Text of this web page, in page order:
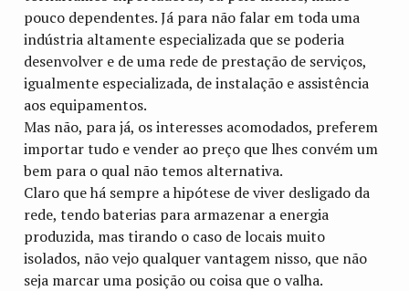
pouco dependentes. Já para não falar em toda uma
indústria altamente especializada que se poderia
desenvolver e de uma rede de prestação de serviços,
igualmente especializada, de instalação e assistência
aos equipamentos.
Mas não, para já, os interesses acomodados, preferem
importar tudo e vender ao preço que lhes convém um
bem para o qual não temos alternativa.
Claro que há sempre a hipótese de viver desligado da
rede, tendo baterias para armazenar a energia
produzida, mas tirando o caso de locais muito
isolados, não vejo qualquer vantagem nisso, que não
seja marcar uma posição ou coisa que o valha.